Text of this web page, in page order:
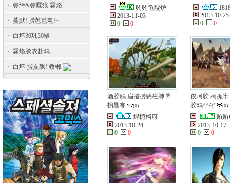
弥绊&弥厩狼 霸烙
蔓默! 捞芭芭电!~
白坯30巩30翠
霸烙胶农赴鸡
白坯 捞亥飘! 救郴
贿贿龟靛炉
2013-11-03
0
0
2013-10-25
0
0
酒胶鸥 扁措捞惑栏肺 犁
拐匙夸
(0)
焊扼档府
2013-10-24
0
0
俊坷胶 柯扼
胶鸡^^ぞ
(0)
贿贿
2013-10-17
0
0